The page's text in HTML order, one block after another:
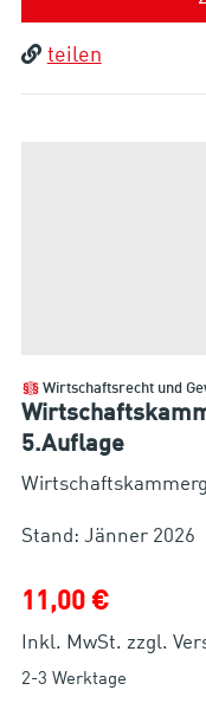
teilen
Wirtschaftsrecht und
5.Auflage
11,00 €
Inkl. MwSt. zzgl.
2-3 Werktage